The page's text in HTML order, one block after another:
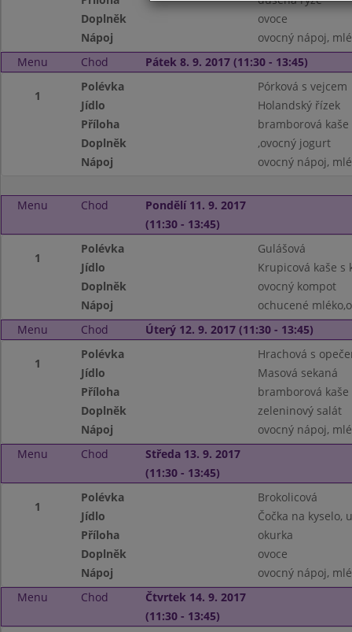
Doplněk
ovoce
Nápoj
ovocný nápoj,
Menu
Chod Pátek 8. 9. 2017 (11:30 - 13:45)
1
Polévka
Pórková s vejcem
Jídlo
Holandský řízek
Příloha
bramborová kaše
Doplněk
,ovocný jogurt
Nápoj
ovocný nápoj,
Menu Chod
Pondělí 11. 9. 2017
(11:30 - 13:45)
1
Polévka
Gulášová
Jídlo
Krupicová kaše s
Doplněk
ovocný kompot
Nápoj
ochucené
Menu
Chod Úterý 12. 9. 2017 (11:30 - 13:45)
1
Polévka
Hrachová s
Jídlo
Masová sekaná
Příloha
bramborová kaše
Doplněk
zeleninový salát
Nápoj
ovocný nápoj,
Menu
Chod
Středa 13. 9. 2017
(11:30 - 13:45)
1
Polévka
Brokolicová
Jídlo
Čočka na kyselo,
Příloha
okurka
Doplněk
ovoce
Nápoj
ovocný nápoj,
Menu
Chod
Čtvrtek 14. 9. 2017
(11:30 - 13:45)